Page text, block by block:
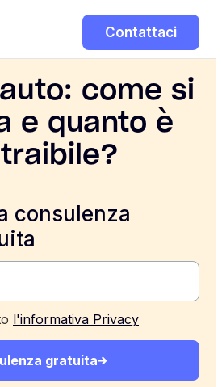
Contattaci
come si
e quanto è
consulenza
l'informativa Privacy
gratuita